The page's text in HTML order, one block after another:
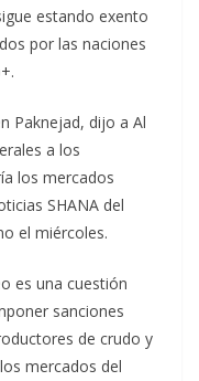
estando exento
por las naciones
Paknejad, dijo a Al
a los
los mercados
SHANA del
el miércoles.
es una cuestión
sanciones
de crudo y
mercados del